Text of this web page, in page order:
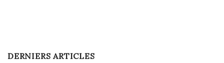
DERNIERS ARTICLES